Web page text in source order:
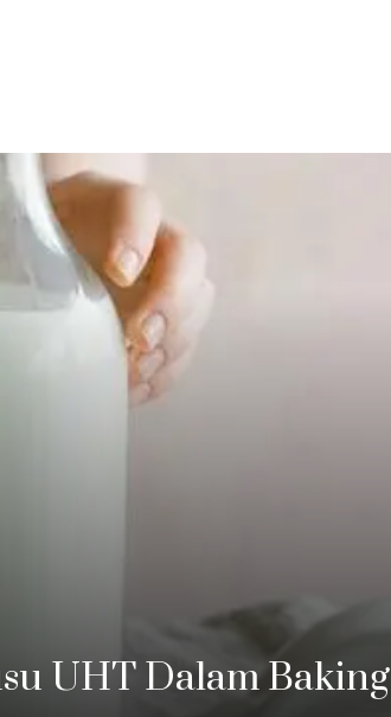
UHT Dalam Baking